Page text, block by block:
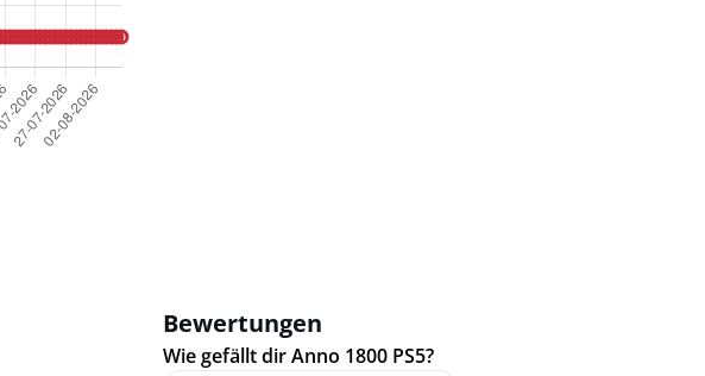
Bewertungen
Wie gefällt dir Anno 1800 PS5?